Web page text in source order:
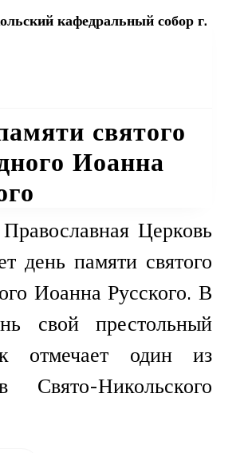
кафедральный собор г.
святого
Иоанна
Церковь
день памяти святого
Иоанна Русского. В
свой престольный
отмечает один из
Свято-Никольского